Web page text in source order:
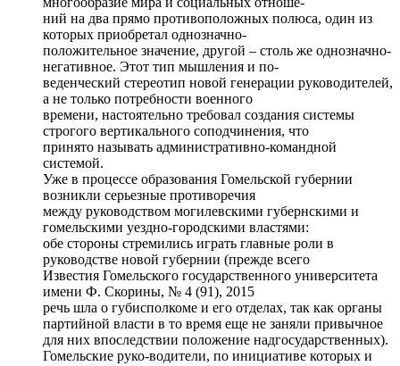
ний на два прямо противоположных полюса, один из
которых приобретал однозначно-
положительное значение, другой – столь же однозначно-
негативное. Этот тип мышления и по-
веденческий стереотип новой генерации руководителей,
а не только потребности военного
времени, настоятельно требовал создания системы
строгого вертикального соподчинения, что
принято называть административно-командной
системой.
Уже в процессе образования Гомельской губернии
возникли серьезные противоречия
между руководством могилевскими губернскими и
гомельскими уездно-городскими властями:
обе стороны стремились играть главные роли в
руководстве новой губернии (прежде всего
Известия Гомельского государственного университета
имени Ф. Скорины, № 4 (91), 2015
речь шла о губисполкоме и его отделах, так как органы
партийной власти в то время еще не заняли привычное
для них впоследствии положение надгосударственных).
Гомельские руко-водители, по инициативе которых и